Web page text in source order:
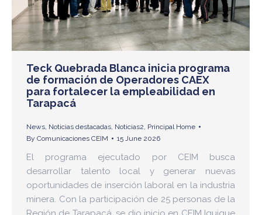
Teck Quebrada Blanca inicia programa
de formación de Operadores CAEX
para fortalecer la empleabilidad en
Tarapacá
News Noticias destacadas Noticias2 Principal Home
By Comunicaciones CEIM 15 June 2026
El programa ejecutado por CEIM busca
desarrollar talento local y generar nuevas
oportunidades de inserción laboral en la industria
minera. Con la participación de 25 personas de la